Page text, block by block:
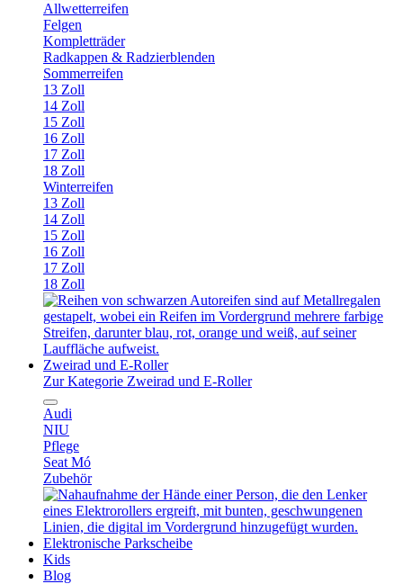
Allwetterreifen
Felgen
Kompletträder
Radkappen & Radzierblenden
Sommerreifen
13 Zoll
14 Zoll
15 Zoll
16 Zoll
17 Zoll
18 Zoll
Winterreifen
13 Zoll
14 Zoll
15 Zoll
16 Zoll
17 Zoll
18 Zoll
Zweirad und E-Roller
Zur Kategorie Zweirad und E-Roller
Audi
NIU
Pflege
Seat Mó
Zubehör
Elektronische Parkscheibe
Kids
Blog